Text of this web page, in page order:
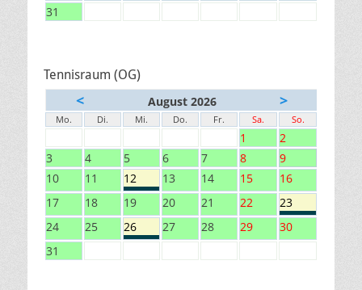
31
Tennisraum (OG)
< August 2026 >
Mo. Di. Mi. Do. Fr. Sa. So.
1
2
3
4 5 6 7 8
9
10
11 12 13 14 15
16
17
18 19 20 21 22
23
24
25 26 27 28 29
30
31